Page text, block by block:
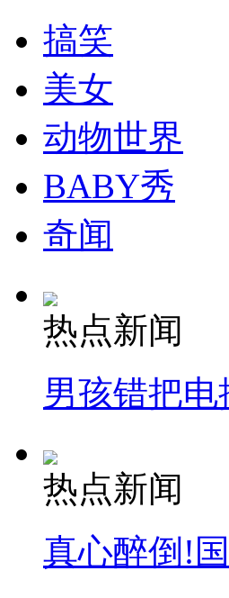
消防员救轻生者
纽约上演“枕头大战”
司机酒驾遇交警 急速倒车逃窜
搞笑
美女
动物世界
BABY秀
奇闻
热点新闻
男孩错把电
热点新闻
真心醉倒!